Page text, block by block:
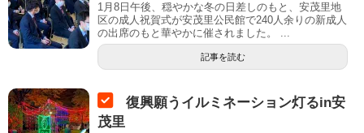
1月8日午後、穏やかな冬の日差しのもと、安茂里地
区の成人祝賀式が安茂里公民館で240人余りの新成人
の出席のもと華やかに催されました。 ...
記事を読む
復興願うイルミネーション灯るin安
茂里